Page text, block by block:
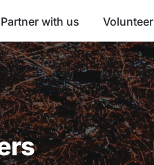
Partner with us Volunteer